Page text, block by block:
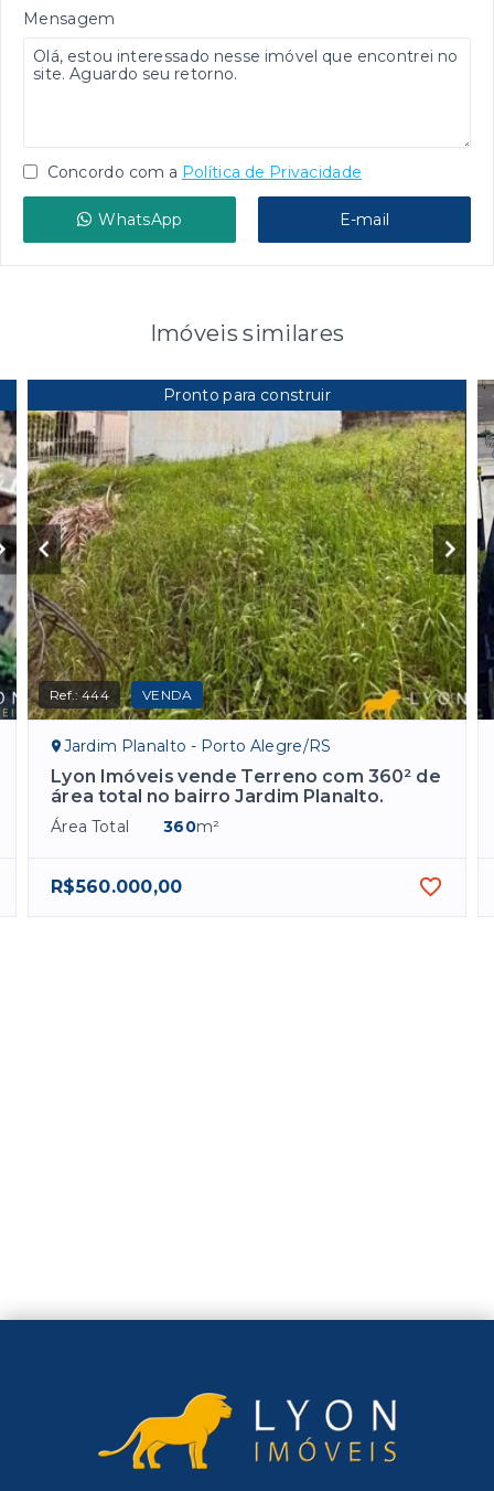
Mensagem
Concordo com a Política de Privacidade
WhatsApp E-mail
Imóveis similares
Pronto para construir
Ref.:444 VENDA
Jardim Planalto - Porto Alegre/RS
Lyon Imóveis vende Terreno com 360² de
área total no bairro Jardim Planalto.
Área Total 360m²
R$560.000,00